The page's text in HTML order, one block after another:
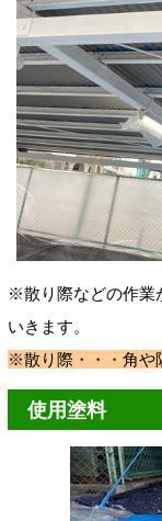
※散り際などの作業
いきます。
※散り際・・・角や
使用塗料